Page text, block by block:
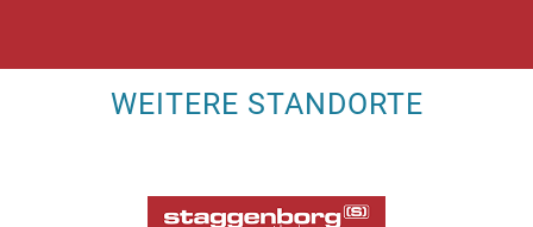
WEITERE STANDORTE